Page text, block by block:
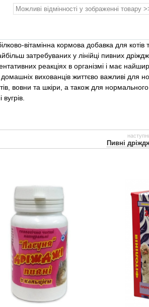
Можливі відмінності у зображенні товару
вітамінна кормова добавка для котів
затребуваних у лінійці пивних
реакціях в організмі і має
вихованців життєво важливі для
вовни та шкіри, а також для
Пивні